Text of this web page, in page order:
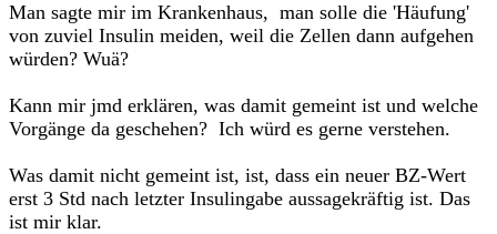
Man sagte mir im Krankenhaus, man solle die 'Häufung'
von zuviel Insulin meiden, weil die Zellen dann aufgehen
würden? Wuä?
Kann mir jmd erklären, was damit gemeint ist und welche
Vorgänge da geschehen? Ich würd es gerne verstehen.
Was damit nicht gemeint ist, ist, dass ein neuer BZ-Wert
erst 3 Std nach letzter Insulingabe aussagekräftig ist. Das
ist mir klar.